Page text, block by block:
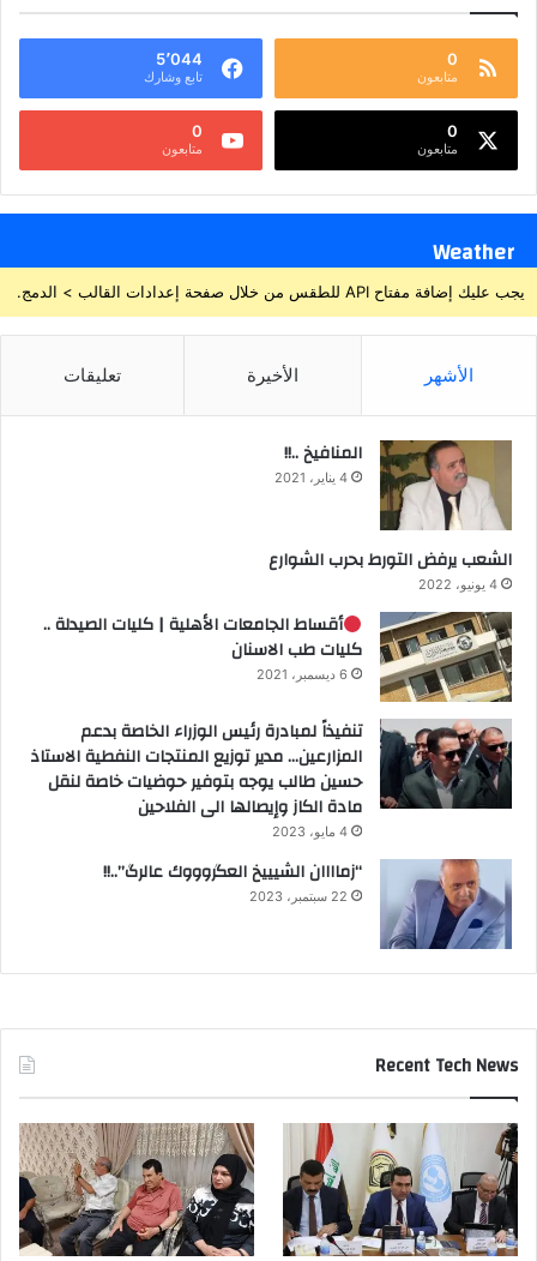
0
متابعون
5٬044
تابع وشارك
0
متابعون
0
متابعون
Weather
يجب عليك إضافة مفتاح API للطقس من خلال صفحة إعدادات القالب > الدمج.
الأشهر الأخيرة تعليقات
المنافيخ ..!!
4 يناير، 2021
الشعب يرفض التورط بحرب الشوارع
4 يونيو، 2022
أقساط الجامعات الأهلية | كليات الصيدلة ..
كليات طب الاسنان
6 ديسمبر، 2021
تنفيذاً لمبادرة رئيس الوزراء الخاصة بدعم
المزارعين… مدير توزيع المنتجات النفطية الاستاذ
حسين طالب يوجه بتوفير حوضيات خاصة لنقل
مادة الكاز وإيصالها الى الفلاحين
4 مايو، 2023
“زماااان الشيييخ العگروووك عالرگ”..!!
22 سبتمبر، 2023
Recent Tech News